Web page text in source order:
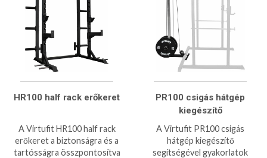
HR100 half rack erőkeret
A Virtufit HR100 half rack
erőkeret a biztonságra és a
tartósságra összpontosítva
PR100 csigás hátgép
kiegészítő
A Virtufit PR100 csigás
hátgép kiegészítő
segítségével gyakorlatok